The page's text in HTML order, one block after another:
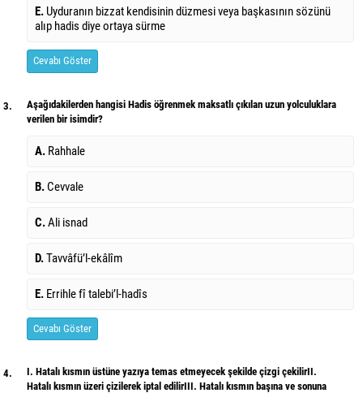
E. Uyduranın bizzat kendisinin düzmesi veya başkasının sözünü
alıp hadis diye ortaya sürme
Cevabı Göster
3.
Aşağıdakilerden hangisi Hadis öğrenmek maksatlı çıkılan uzun yolculuklara
verilen bir isimdir?
A. Rahhale
B.Cevvale
C.Ali isnad
D.Tavvâfü’l-ekâlîm
E. Errihle fî talebi’l-hadîs
Cevabı Göster
4.
I. Hatalı kısmın üstüne yazıya temas etmeyecek şekilde çizgi çekilirII.
Hatalı kısmın üzeri çizilerek iptal edilirIII. Hatalı kısmın başına ve sonuna